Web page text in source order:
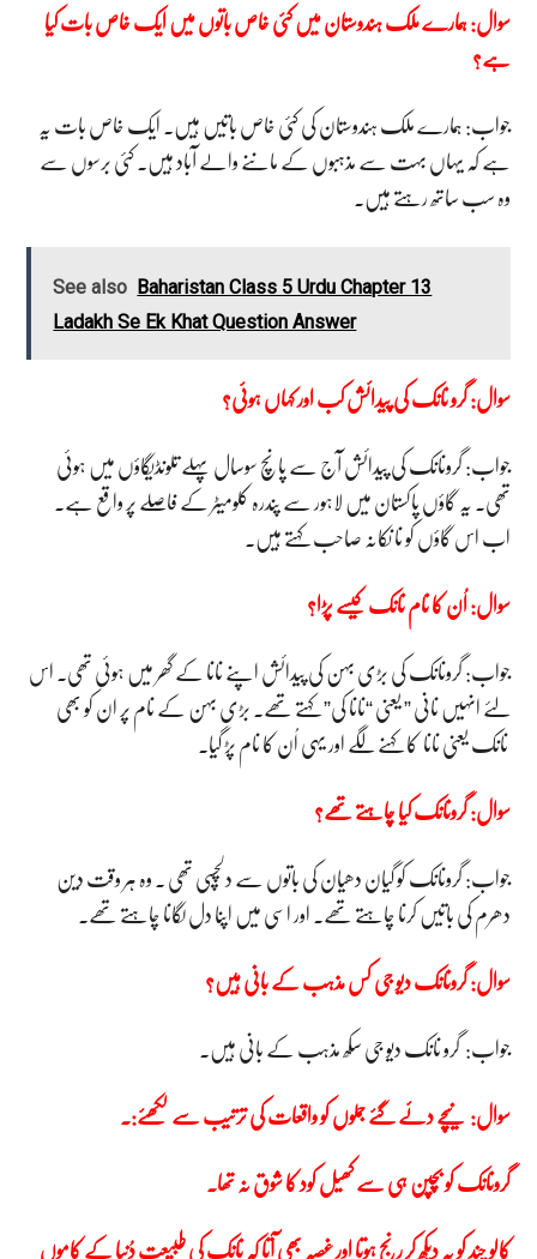
سوال: ہمارے ملک ہندوستان میں کئی خاص باتوں میں ایک خاص بات کیا
ہے؟
جواب: ہمارے ملک ہندوستان کی کئی خاص باتیں ہیں۔ ایک خاص بات یہ
ہے کہ یہاں بہت سے مذہبوں کے ماننے والے آباد ہیں۔ کئی برسوں سے
وہ سب ساتھ رہتے ہیں۔
See also Baharistan Class 5 Urdu Chapter 13
Ladakh Se Ek Khat Question Answer
سوال: گرو نانک کی پیدائش کب اور کہاں ہوئی؟
جواب: گرونانک کی پیدائش آج سے پانچ سوسال پہلے تلونڈیگاؤں میں ہوئی
تھی۔ یہ گاؤں پاکستان میں لاہور سے پندرہ کلومیٹر کے فاصلے پر واقع ہے۔
اب اس گاؤں کو نا نکانہ صاحب کہتے ہیں۔
سوال: اُن کا نام نانک کیسے پڑا؟
جواب: گرونانک کی بڑی بہن کی پیدائش اپنے نانا کے گھر میں ہوئی تھی۔ اس
لئے انہیں نانی ” یعنی “نانا کی” کہتے تھے۔ بڑی بہن کے نام پر ان کو بھی
سوال: گرونانک کیا چاہتے تھے؟
جواب: گرونانک کو گیان دھیان کی باتوں سے دلچسپی تھی ۔ وہ ہر وقت دین
دھرم کی باتیں کرنا چاہتے تھے۔ اور اسی میں اپنا دل لگانا چاہتے تھے۔
سوال: گرونانک دیو جی کس مذہب کے بانی ہیں؟
جواب: گرو نانک دیو جی سکھ مذہب کے بانی ہیں۔
سوال: نیچے دئے گئے جملوں کو واقعات کی ترتیب سے لکھئے:۔
گرونانک کو بچپن ہی سے کھیل کود کا شوق نہ تھا۔
کالو چند کو یہ دیکھ کر رنج ہوتا اور غصہ بھی آتا کہ نانک کی طبیعت دُنیا کے کاموں